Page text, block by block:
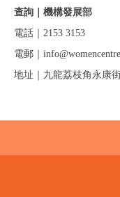
查詢｜機構發展部
電話｜2153 3153
電郵｜
地址｜九龍荔枝角永康